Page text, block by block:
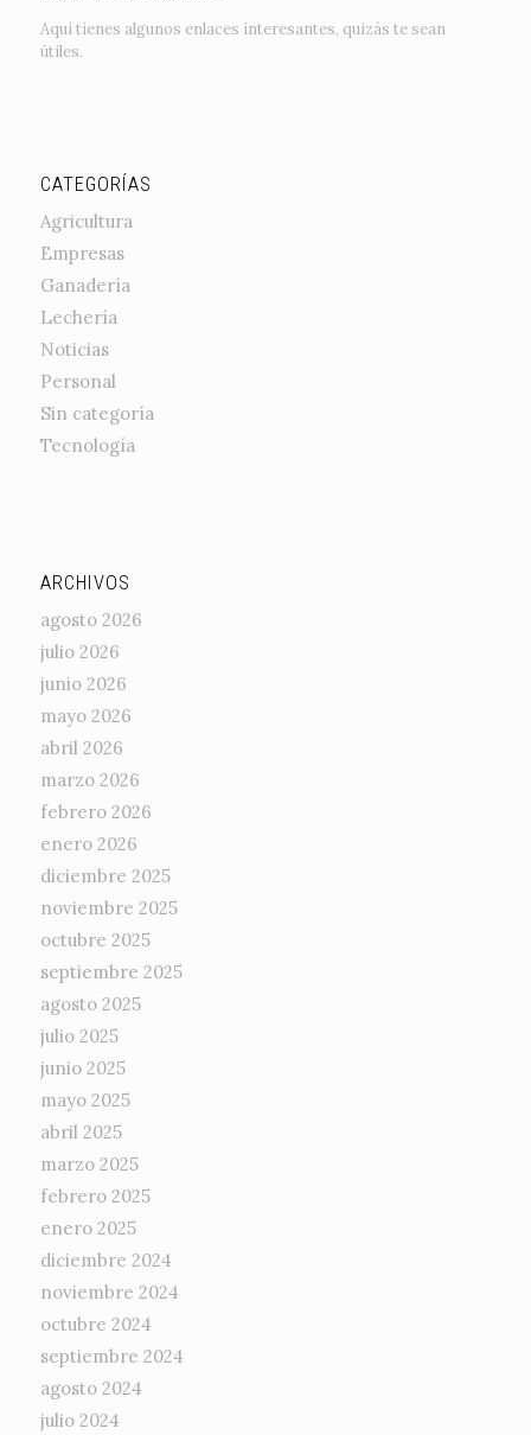
Aquí tienes algunos enlaces interesantes, quizás te sean
útiles.
CATEGORÍAS
Agricultura
Empresas
Ganadería
Lechería
Noticias
Personal
Sin categoría
Tecnología
ARCHIVOS
agosto 2026
julio 2026
junio 2026
mayo 2026
abril 2026
marzo 2026
febrero 2026
enero 2026
diciembre 2025
noviembre 2025
octubre 2025
septiembre 2025
agosto 2025
julio 2025
junio 2025
mayo 2025
abril 2025
marzo 2025
febrero 2025
enero 2025
diciembre 2024
noviembre 2024
octubre 2024
septiembre 2024
agosto 2024
julio 2024